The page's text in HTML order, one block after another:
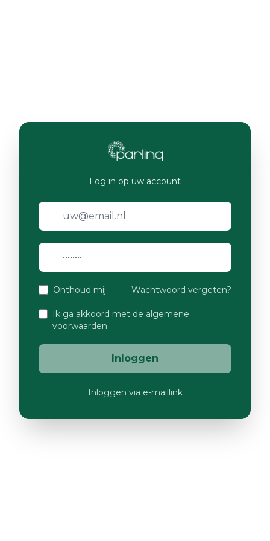
Log in op uw account
Onthoud mij Wachtwoord vergeten?
Ik ga akkoord met de algemene
voorwaarden
Inloggen
Inloggen via e-maillink